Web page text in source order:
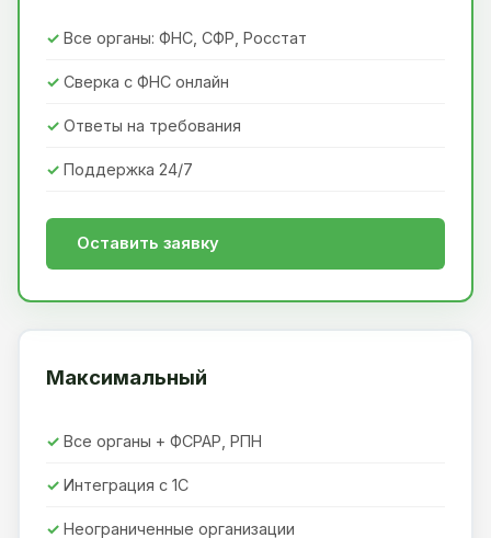
Все органы: ФНС, СФР, Росстат
Сверка с ФНС онлайн
Ответы на требования
Поддержка 24/7
Оставить заявку
Максимальный
Все органы + ФСРАР, РПН
Интеграция с 1С
Неограниченные организации